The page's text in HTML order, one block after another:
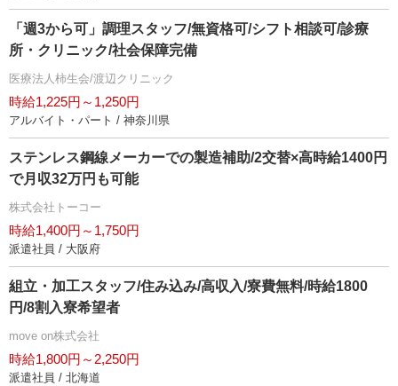
「週3から可」調理スタッフ/無資格可/シフト相談可/診療
所・クリニック/社会保障完備
医療法人柿生会/渡辺クリニック
時給1,225円～1,250円
アルバイト・パート / 神奈川県
ステンレス鋼線メーカーでの製造補助/2交替×高時給1400円
で月収32万円も可能
株式会社トーコー
時給1,400円～1,750円
派遣社員 / 大阪府
組立・加工スタッフ/住み込み/高収入/寮費無料/時給1800
円/8割入寮希望者
move on株式会社
時給1,800円～2,250円
派遣社員 / 北海道